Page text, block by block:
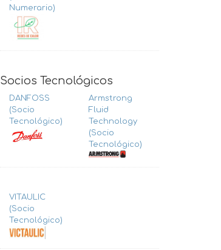
Numerario)
Socios Tecnológicos
DANFOSS
(Socio
Tecnológico)
Armstrong
Fluid
Technology
(Socio
Tecnológico)
VITAULIC
(Socio
Tecnológico)